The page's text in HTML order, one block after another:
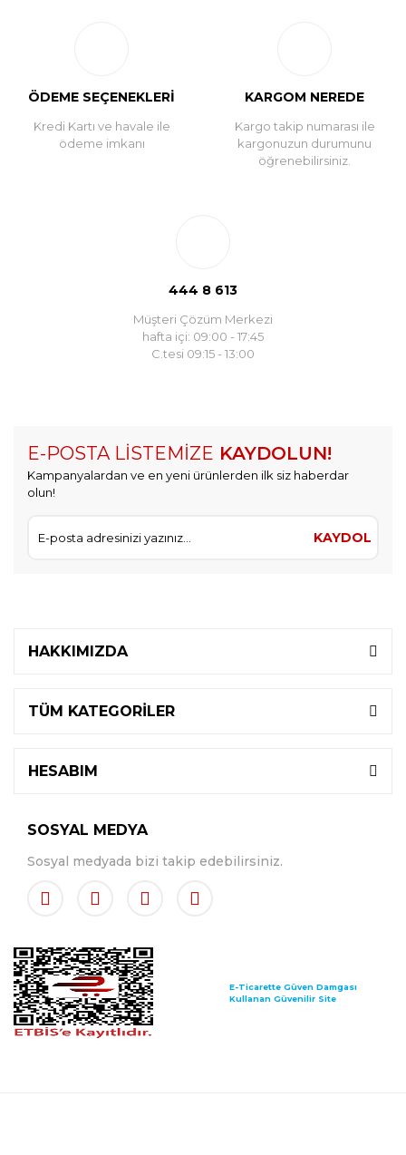
ÖDEME SEÇENEKLERİ
Kredi Kartı ve havale ile
ödeme imkanı
KARGOM NEREDE
Kargo takip numarası ile
kargonuzun durumunu
öğrenebilirsiniz.
444 8 613
Müşteri Çözüm Merkezi
hafta içi: 09:00 - 17:45
C.tesi 09:15 - 13:00
E-POSTA LİSTEMİZE KAYDOLUN!
Kampanyalardan ve en yeni ürünlerden ilk siz haberdar
olun!
KAYDOL
HAKKIMIZDA
TÜM KATEGORİLER
HESABIM
SOSYAL MEDYA
Sosyal medyada bizi takip edebilirsiniz.
E-Ticarette Güven Damgası
Kullanan Güvenilir Site